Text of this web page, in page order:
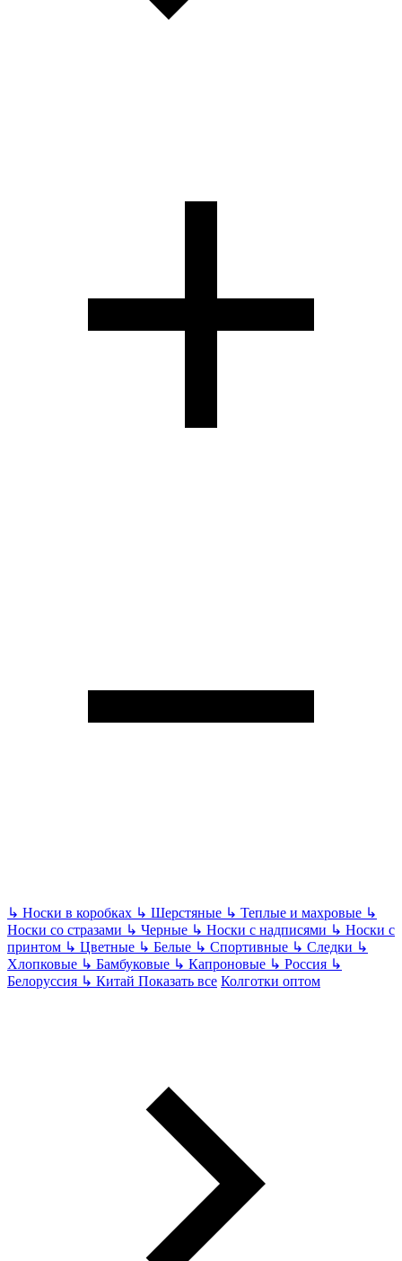
↳ Носки в коробках ↳ Шерстяные ↳ Теплые и махровые ↳
Носки со стразами ↳ Черные ↳ Носки с надписями ↳ Носки с
принтом ↳ Цветные ↳ Белые ↳ Спортивные ↳ Следки ↳
Хлопковые ↳ Бамбуковые ↳ Капроновые ↳ Россия ↳
Белоруссия ↳ Китай Показать все Колготки оптом